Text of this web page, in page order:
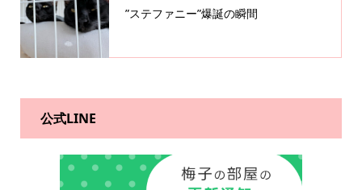
”ステファニー”爆誕の瞬間
公式LINE